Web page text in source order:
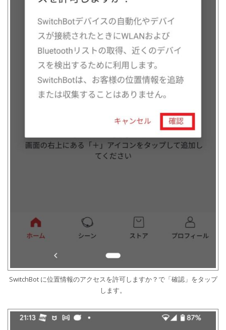
SwitchBot に位置情報のアクセスを許可しますか？で「確認」をタップ
します。